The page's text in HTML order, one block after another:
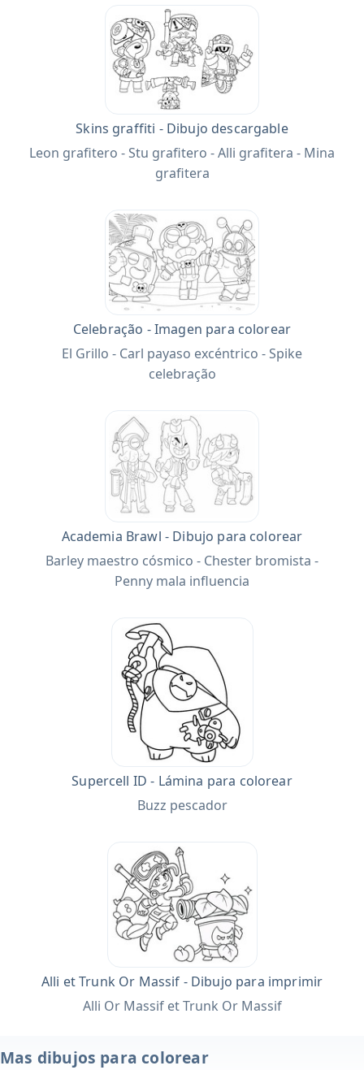
Skins graffiti - Dibujo descargable
Leon grafitero - Stu grafitero - Alli grafitera - Mina
grafitera
Celebração - Imagen para colorear
El Grillo - Carl payaso excéntrico - Spike
celebração
Academia Brawl - Dibujo para colorear
Barley maestro cósmico - Chester bromista -
Penny mala influencia
Supercell ID - Lámina para colorear
Buzz pescador
Alli et Trunk Or Massif - Dibujo para imprimir
Alli Or Massif et Trunk Or Massif
Mas dibujos para colorear